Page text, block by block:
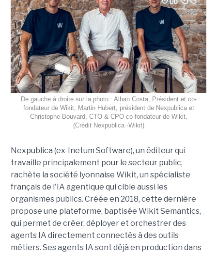
De gauche à droite sur la photo : Alban Costa, Président et co-
fondateur de Wikit, Martin Hubert, président de Nexpublica et
Christophe Bouvard, CTO & CPO co-fondateur de Wikit.
(Crédit Nexpublica -Wikit)
Nexpublica (ex-Inetum Software), un éditeur qui
travaille principalement pour le secteur public,
rachète la société lyonnaise Wikit, un spécialiste
français de l'IA agentique qui cible aussi les
organismes publics. Créée en 2018, cette dernière
propose une plateforme, baptisée Wikit Semantics,
qui permet de créer, déployer et orchestrer des
agents IA directement connectés à des outils
métiers. Ses agents IA sont déjà en production dans